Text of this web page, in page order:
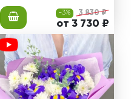
-3% 3 830 ₽
от 3 730 ₽